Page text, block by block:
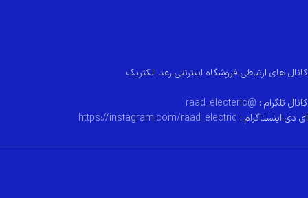
کانال های ارتباطی فروشگاه اینترنتی رعد الکتریک
کانال تلگرام : @raad_electeric
آی دی اینستاگرام : https://instagram.com/raad_electric